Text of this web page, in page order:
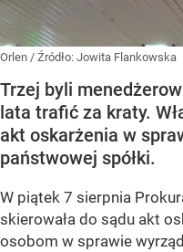
Orlen / Źródło: Jowita Flankowska
Trzej byli
lata trafić za kraty.
akt oskarżenia w
państwowej spółki.
W piątek 7 sierpnia
skierowała do sądu akt
osobom w sprawie